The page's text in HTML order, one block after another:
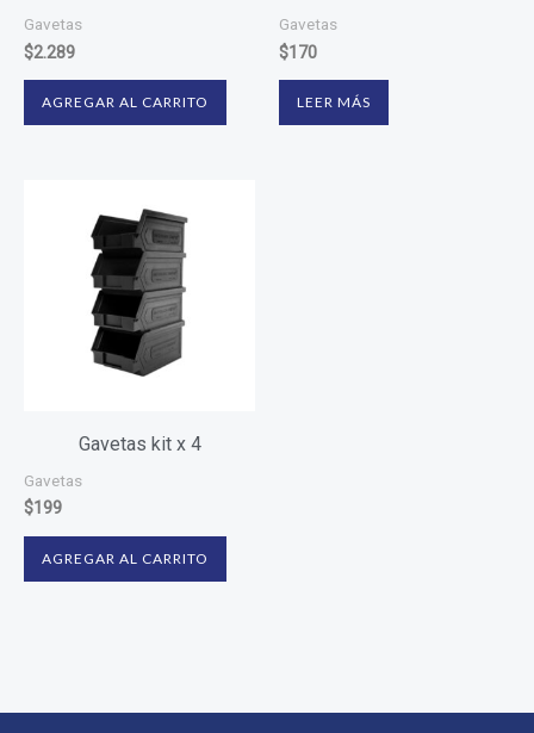
Gavetas
$2.289
AGREGAR AL CARRITO
Gavetas
$170
LEER MÁS
Gavetas kit x 4
Gavetas
$199
AGREGAR AL CARRITO